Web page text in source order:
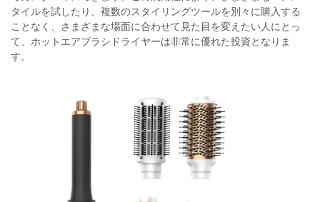
タイルを試したり、複数のスタイリングツールを別々に購入する
ことなく、さまざまな場面に合わせて見た目を変えたい人にとっ
て、ホットエアブラシドライヤーは非常に優れた投資となりま
す。